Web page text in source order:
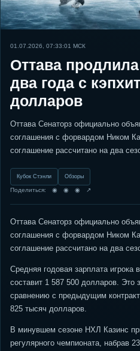
01.07.2026, 07:33:01 МСК
Оттава
два года с
долларов
Оттава Сенаторз официально
соглашения с форвардом Ником
соглашение рассчитано на два
Кубок Стэнли Обзоры
Поделиться: ◉ ◉ ◉ ↗
Оттава Сенаторз официально
соглашения с форвардом Ником
соглашение рассчитано на два
Средняя годовая зарплата игрока
составит 1 587 500 долларов. Это
сравнению с предыдущим
825 тысяч долларов.
В минувшем сезоне НХЛ Казинс
регулярного чемпионата, набрав